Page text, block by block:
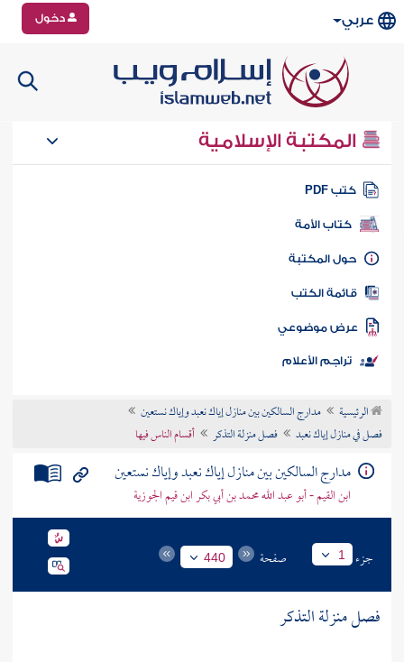
عربي دخول
المكتبة الإسلامية
كتب PDF
كتاب الأمة
المكتبة
الكتب
موضوعي
تراجم الأعلام
الرئيسية
مدارج السالكين بين منازل إياك نعبد وإياك نستعين
فصل في منازل إياك نعبد
فصل منزلة التذكر أقسام الناس فيها
مدارج السالكين بين منازل إياك نعبد وإياك نستعين
ابن القيم - أبو عبد الله محمد بن أبي بكر ابن قيم الجوزية
جزء 1 صفحة 440
فصل منزلة التذكر